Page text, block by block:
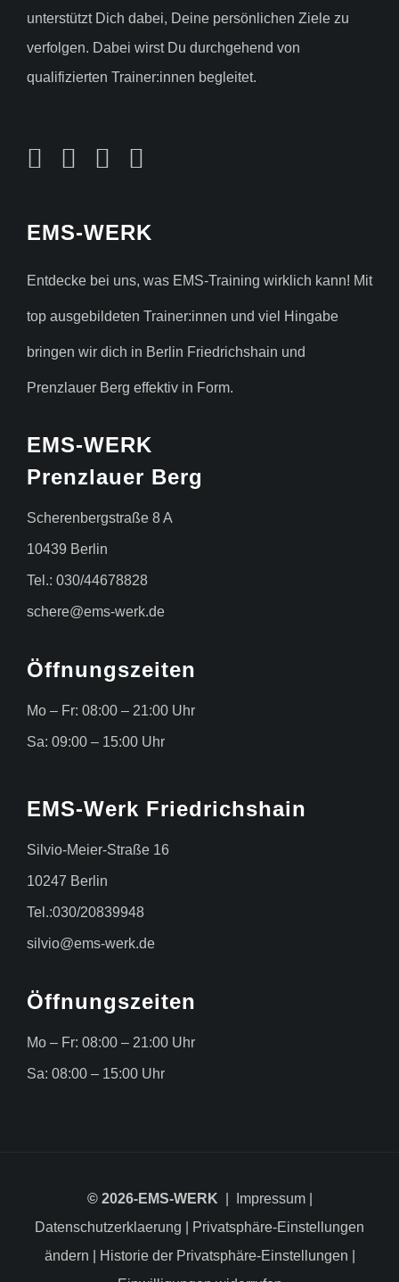
unterstützt Dich dabei, Deine persönlichen Ziele zu
verfolgen. Dabei wirst Du durchgehend von
qualifizierten Trainer:innen begleitet.
EMS-WERK
Entdecke bei uns, was EMS-Training wirklich kann! Mit
top ausgebildeten Trainer:innen und viel Hingabe
bringen wir dich in Berlin Friedrichshain und
Prenzlauer Berg effektiv in Form.
EMS-WERK
Prenzlauer Berg
Scherenbergstraße 8 A
10439 Berlin
Tel.: 030/44678828
schere@ems-werk.de
Öffnungszeiten
Mo – Fr: 08:00 – 21:00 Uhr
Sa: 09:00 – 15:00 Uhr
EMS-Werk Friedrichshain
Silvio-Meier-Straße 16
10247 Berlin
Tel.:030/20839948
silvio@ems-werk.de
Öffnungszeiten
Mo – Fr: 08:00 – 21:00 Uhr
Sa: 08:00 – 15:00 Uhr
© 2026-EMS-WERK Impressum|
Datenschutzerklaerung
Privatsphäre-Einstellungen
ändern
Historie der Privatsphäre-Einstellungen